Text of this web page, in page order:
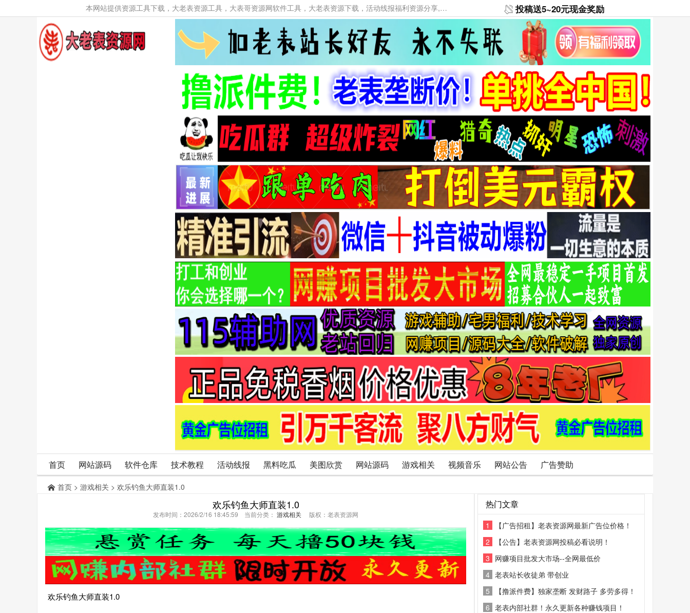
本网站提供资源工具下载，大老表资源工具，大表哥资源网软件工具，大老表资源下载，活动线报福利资源分享,活动线报，大型网游经典游戏，网络热门技术游戏辅助交流与分享。 投稿送5~20元现金奖励
首页 网站源码 软件仓库 技术教程 活动线报 黑料吃瓜 美图欣赏 网站源码 游戏相关 视频音乐 网站公告 广告赞助
首页 > 游戏相关 > 欢乐钓鱼大师直装1.0
欢乐钓鱼大师直装1.0
发布时间：2026/2/16 18:45:59 当前分类： 游戏相关 版权：老表资源网
欢乐钓鱼大师直装1.0
热门文章
1
【广告招租】老表资源网最新广告位价格！
2
【公告】老表资源网投稿必看说明！
3 网赚项目批发大市场--全网最低价
4 老表站长收徒弟 带创业
5
【撸派件费】独家垄断 发财路子 多劳多得！
6 老表内部社群！永久更新各种赚钱项目！